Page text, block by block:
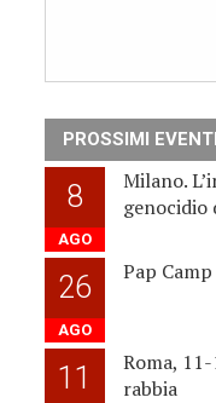
PROSSIMI EVENTI
8
AGO
Milano.
genocidio
26
AGO
Pap
11
Roma,
rabbia